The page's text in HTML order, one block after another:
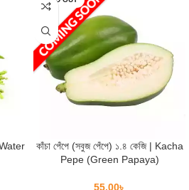
কাঁচা পেঁপে (সবুজ পেঁপে) ১.৪ কেজি | Kacha
Pepe (Green Papaya)
55.00৳